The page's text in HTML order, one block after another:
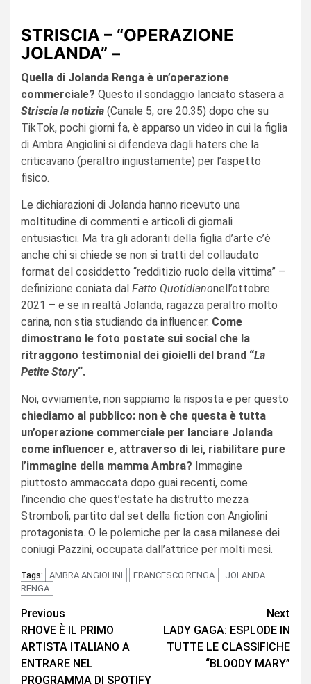
STRISCIA – “OPERAZIONE
JOLANDA” –
Quella di Jolanda Renga è un’operazione
commerciale? Questo il sondaggio lanciato stasera a
Striscia la notizia (Canale 5, ore 20.35) dopo che su
TikTok, pochi giorni fa, è apparso un video in cui la figlia
di Ambra Angiolini si difendeva dagli haters che la
criticavano (peraltro ingiustamente) per l’aspetto
fisico.
Le dichiarazioni di Jolanda hanno ricevuto una
moltitudine di commenti e articoli di giornali
entusiastici. Ma tra gli adoranti della figlia d’arte c’è
anche chi si chiede se non si tratti del collaudato
format del cosiddetto “redditizio ruolo della vittima” –
definizione coniata dal Fatto Quotidianonell’ottobre
2021 – e se in realtà Jolanda, ragazza peraltro molto
carina, non stia studiando da influencer. Come
dimostrano le foto postate sui social che la
ritraggono testimonial dei gioielli del brand “La
Petite Story“.
Noi, ovviamente, non sappiamo la risposta e per questo
chiediamo al pubblico: non è che questa è tutta
un’operazione commerciale per lanciare Jolanda
come influencer e, attraverso di lei, riabilitare pure
l’immagine della mamma Ambra? Immagine
piuttosto ammaccata dopo guai recenti, come
l’incendio che quest’estate ha distrutto mezza
Stromboli, partito dal set della fiction con Angiolini
protagonista. O le polemiche per la casa milanese dei
coniugi Pazzini, occupata dall’attrice per molti mesi.
Tags: AMBRA ANGIOLINI FRANCESCO RENGA
JOLANDA
RENGA
Continue
Reading
Previous
RHOVE È IL PRIMO
ARTISTA ITALIANO A
ENTRARE NEL
PROGRAMMA DI SPOTIFY
Next
LADY GAGA: ESPLODE IN
TUTTE LE CLASSIFICHE
“BLOODY MARY”